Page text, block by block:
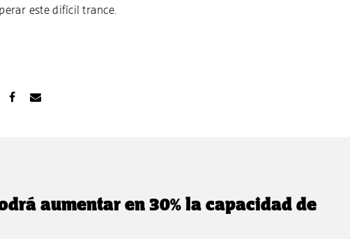
este difícil trance.
aumentar en 30% la capacidad de